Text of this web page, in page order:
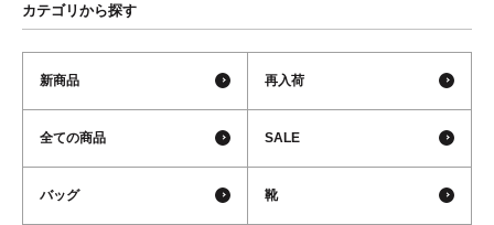
カテゴリから探す
新商品 再入荷
全ての商品 SALE
バッグ 靴